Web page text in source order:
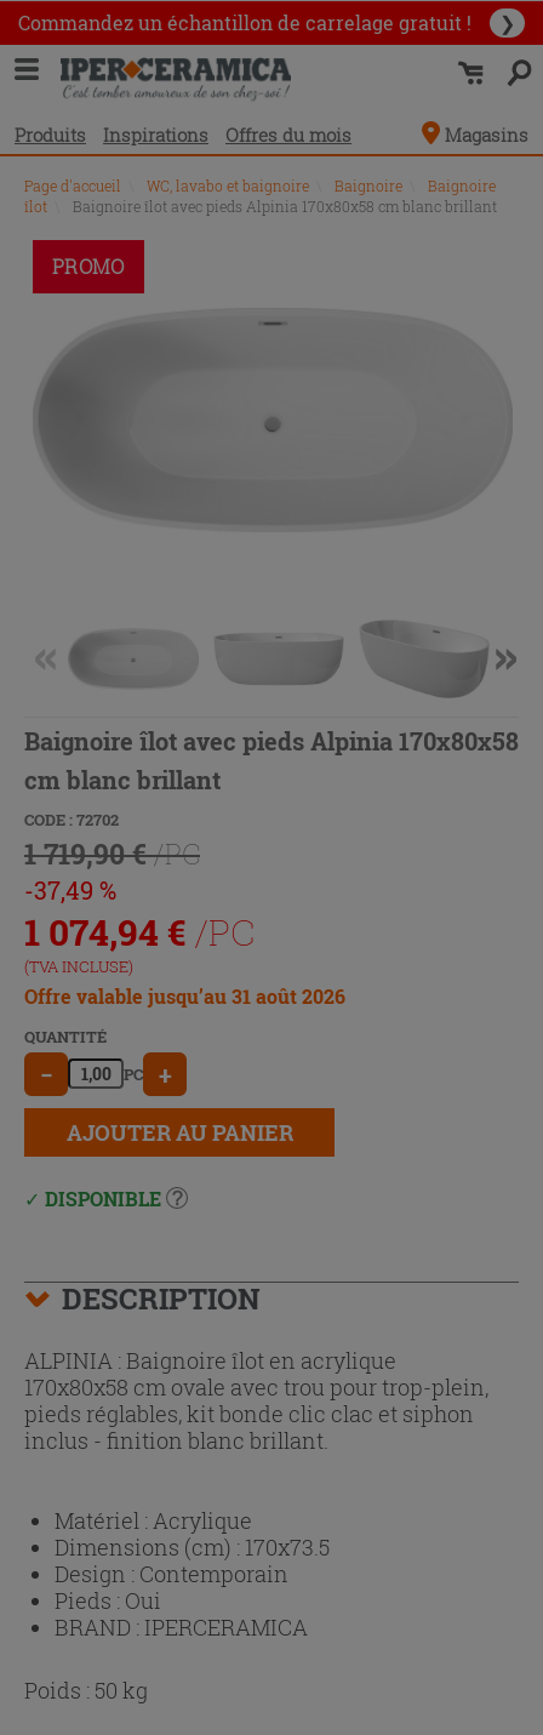
Commandez un échantillon de carrelage gratuit ! ❯
Produits Inspirations Offres du mois Magasins
Page d'accueil WC, lavabo et baignoire Baignoire
Baignoire
îlot
Baignoire îlot avec pieds Alpinia 170x80x58 cm blanc brillant
PROMO
Baignoire îlot avec pieds Alpinia 170x80x58
cm blanc brillant
CODE : 72702
1 719,90 €/PC
-37,49 %
1 074,94 € /PC
(TVA INCLUSE)
Offre valable jusqu’au 31 août 2026
QUANTITÉ
− PC +
AJOUTER AU PANIER
DISPONIBLE
DESCRIPTION
ALPINIA : Baignoire îlot en acrylique
170x80x58 cm ovale avec trou pour trop-plein,
pieds réglables, kit bonde clic clac et siphon
inclus - finition blanc brillant.
Matériel : Acrylique
Dimensions (cm) : 170x73.5
Design : Contemporain
Pieds : Oui
BRAND : IPERCERAMICA
Poids : 50 kg